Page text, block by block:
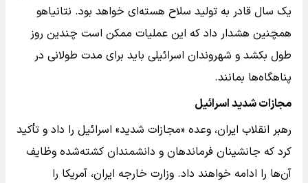
یک سال قادر به تولید سلاح هسته‌ای خواهد بود. نتانیاهو
همچنین هشدار داد که این عملیات ممکن است چندین روز
طول بکشد و شهروندان اسرائیلی باید برای مدت طولانی در
پناهگاه‌ها بمانند.
مجازات شدید اسرائیل
رهبر انقلاب ایران، وعده «مجازات شدید» اسرائیل را داد و تأکید
کرد که جانشینان فرماندهان و دانشمندان کشته‌شده وظایف
آن‌ها را ادامه خواهند داد. وزارت خارجه ایران، آمریکا را